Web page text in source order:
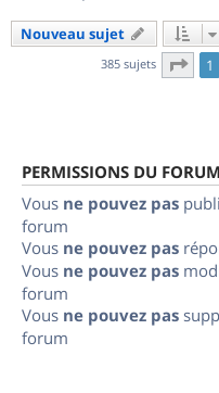
Nouveau sujet
385 sujets Page
1
PERMISSIONS DU FORUM
Vous ne pouvez pas
forum
Vous ne pouvez pas
Vous ne pouvez pas
forum
Vous ne pouvez pas
forum